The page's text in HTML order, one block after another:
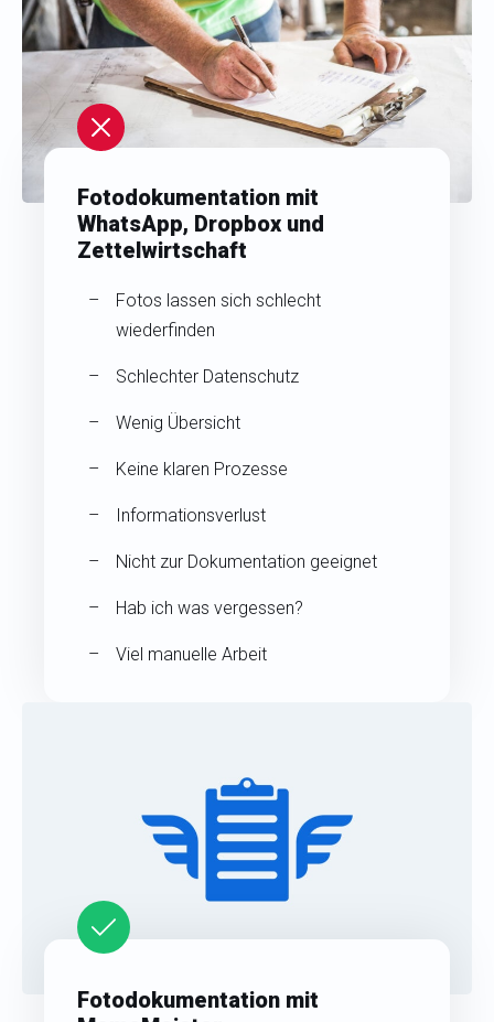
Fotodokumentation mit
WhatsApp, Dropbox und
Zettelwirtschaft
Fotos lassen sich schlecht
wiederfinden
Schlechter Datenschutz
Wenig Übersicht
Keine klaren Prozesse
Informationsverlust
Nicht zur Dokumentation geeignet
Hab ich was vergessen?
Viel manuelle Arbeit
Fotodokumentation mit